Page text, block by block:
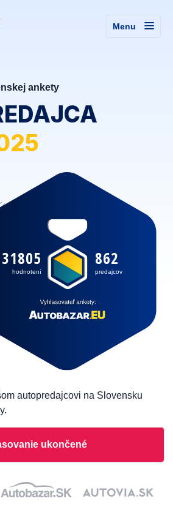
Menu
ankety
862
predajcov
31805
hodnotení
autopredajcovi na Slovensku
ukončené